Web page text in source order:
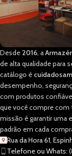
Desde 2016, a
de alta qualidade para
catálogo é
desempenho,
com produtos
que você compre com
missão é garantir uma
padrão em cada
Rua da Hora 61,
Telefone ou Whats: